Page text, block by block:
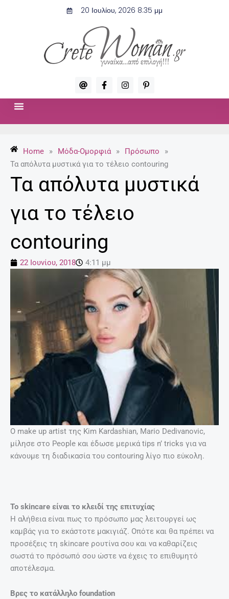
20 Ιουλίου, 2026 8:35 μμ
A
t
F
a
c
f
I
n
s
m
P
i
n
-
p
Home » Μόδα-Ομορφιά » Πρόσωπο
»
Τα απόλυτα μυστικά για το τέλειο contouring
Τα απόλυτα μυστικά
για το τέλειο
contouring
22 Ιουνίου, 2018 4:11 μμ
Ο make up artist της Kim Kardashian, Mario Dedivanovic,
μίλησε στο People και έδωσε μερικά tips n’ tricks για να
κάνουμε τη διαδικασία του contouring λίγο πιο εύκολη.
Το skincare είναι το κλειδί της επιτυχίας
Η αλήθεια είναι πως το πρόσωπο μας λειτουργεί ως
καμβάς για το εκάστοτε μακιγιάζ. Οπότε και θα πρέπει να
προσέξεις τη skincare ρουτίνα σου και να καθαρίζεις
σωστά το πρόσωπό σου ώστε να έχεις το επιθυμητό
αποτέλεσμα.
Βρες το κατάλληλο foundation